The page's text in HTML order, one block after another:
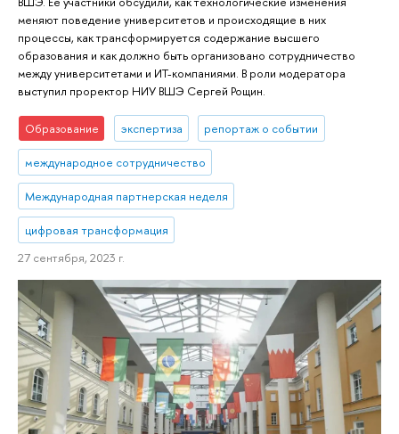
меняют поведение университетов и происходящие в них
процессы, как трансформируется содержание высшего
образования и как должно быть организовано сотрудничество
между университетами и ИТ-компаниями. В роли модератора
выступил проректор НИУ ВШЭ Сергей Рощин.
Образование экспертиза репортаж о событии
международное сотрудничество
Международная партнерская неделя
цифровая трансформация
27 сентября, 2023 г.